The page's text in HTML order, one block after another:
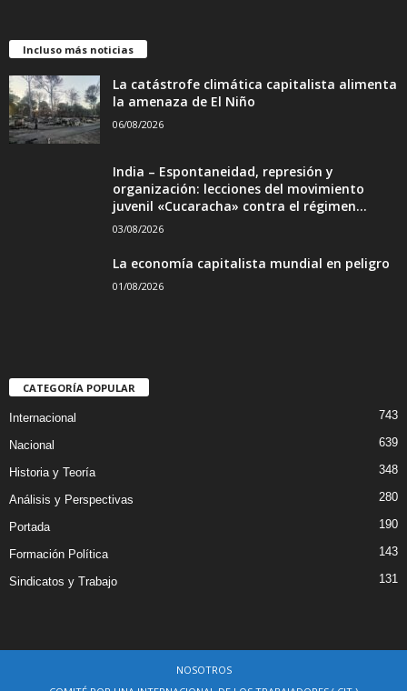
Incluso más noticias
La catástrofe climática capitalista alimenta
la amenaza de El Niño
06/08/2026
India – Espontaneidad, represión y
organización: lecciones del movimiento
juvenil «Cucaracha» contra el régimen...
03/08/2026
La economía capitalista mundial en peligro
01/08/2026
CATEGORÍA POPULAR
Internacional 743
Nacional 639
Historia y Teoría 348
Análisis y Perspectivas 280
Portada 190
Formación Política 143
Sindicatos y Trabajo 131
NOSOTROS